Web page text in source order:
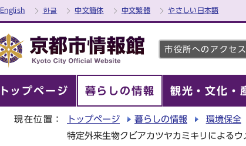
English 한글 中文簡体 中文繁體 やさしい日本語
市役所へのアクセス
トップページ 暮らしの情報 観光・文化・
現在位置： トップページ 暮らしの情報 環境保全
特定外来生物クビアカツヤカミキリによるウ